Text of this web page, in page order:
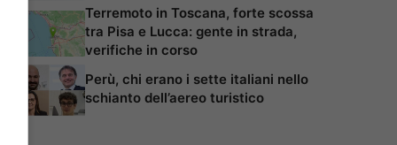
Terremoto in Toscana, forte scossa
tra Pisa e Lucca: gente in strada,
verifiche in corso
Perù, chi erano i sette italiani nello
schianto dell’aereo turistico